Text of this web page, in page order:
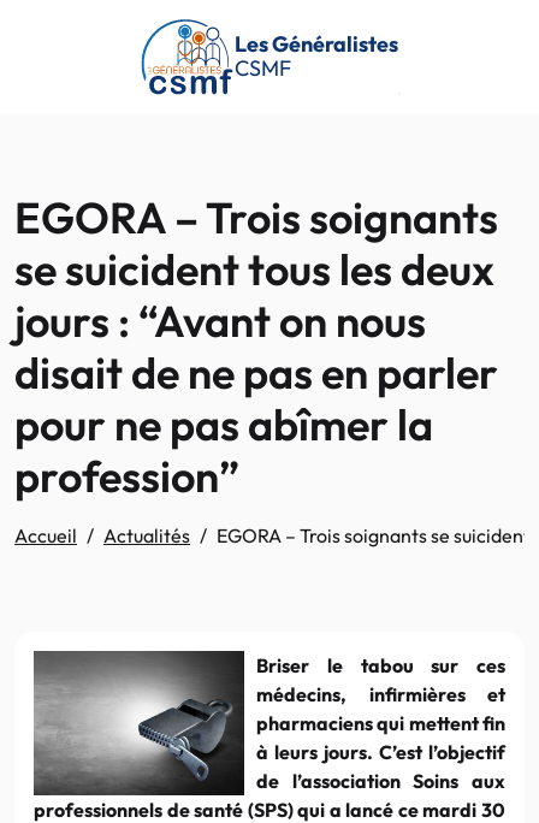
Passer au contenu principal
Les Généralistes
CSMF
EGORA – Trois soignants
se suicident tous les deux
jours : “Avant on nous
disait de ne pas en parler
pour ne pas abîmer la
profession”
Accueil Actualités EGORA – Trois soignants se
Briser le tabou sur ces
médecins, infirmières et
pharmaciens qui mettent fin
à leurs jours. C’est l’objectif
de l’association Soins aux
professionnels de santé (SPS) qui a lancé ce mardi 30